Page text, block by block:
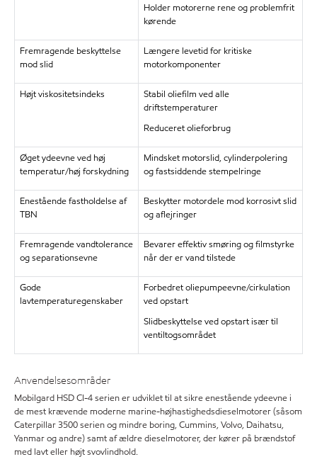
Holder motorerne rene og problemfrit
kørende
Fremragende beskyttelse
mod slid
Længere levetid for kritiske
motorkomponenter
Højt viskositetsindeks
Stabil oliefilm ved alle
driftstemperaturer
Reduceret olieforbrug
Øget ydeevne ved høj
temperatur/høj forskydning
Mindsket motorslid, cylinderpolering
og fastsiddende stempelringe
Enestående fastholdelse af
TBN
Beskytter motordele mod korrosivt slid
og aflejringer
Fremragende vandtolerance
og separationsevne
Bevarer effektiv smøring og filmstyrke
når der er vand tilstede
Gode
lavtemperaturegenskaber
Forbedret oliepumpeevne/cirkulation
ved opstart
Slidbeskyttelse ved opstart især til
ventiltogsområdet
Anvendelsesområder
Mobilgard HSD CI-4 serien er udviklet til at sikre enestående ydeevne i
de mest krævende moderne marine-højhastighedsdieselmotorer (såsom
Caterpillar 3500 serien og mindre boring, Cummins, Volvo, Daihatsu,
Yanmar og andre) samt af ældre dieselmotorer, der kører på brændstof
med lavt eller højt svovlindhold.